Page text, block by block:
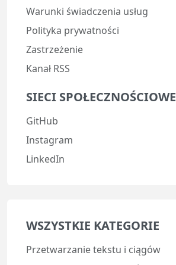
Warunki świadczenia usług
Polityka prywatności
Zastrzeżenie
Kanał RSS
SIECI SPOŁECZNOŚCIOWE
GitHub
Instagram
LinkedIn
WSZYSTKIE KATEGORIE
Przetwarzanie tekstu i ciągów